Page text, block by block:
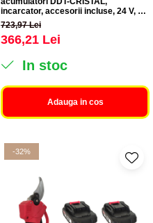
incarcator, accesorii incluse, 24 V, 2
Ah
723,97 Lei
366,21 Lei
In stoc
Adauga in cos
-32%